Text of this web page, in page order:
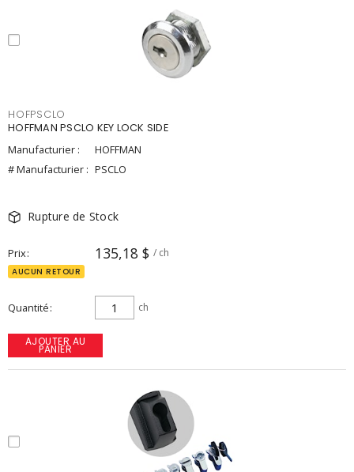
HOFPSCLO
HOFFMAN PSCLO KEY LOCK SIDE
Manufacturier :
HOFFMAN
# Manufacturier : PSCLO
Rupture de Stock
Prix 135,18 $ / ch
AUCUN RETOUR
Quantité ch
AJOUTER AU
PANIER